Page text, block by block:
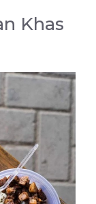
Khas